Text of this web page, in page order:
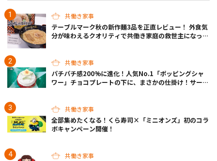
共働き家事
テーブルマーク秋の新作麺3品を正直レビュー！ 外食気
分が味わえるクオリティで共働き家庭の救世主になって
共働き家事
パチパチ感200%に進化！人気No.1「ポッピングシャ
ワー」チョコプレートの下に、まさかの仕掛け！サーテ
共働き家事
全部集めたくなる！くら寿司×「ミニオンズ」初のコラ
ボキャンペーン開催！
共働き家事